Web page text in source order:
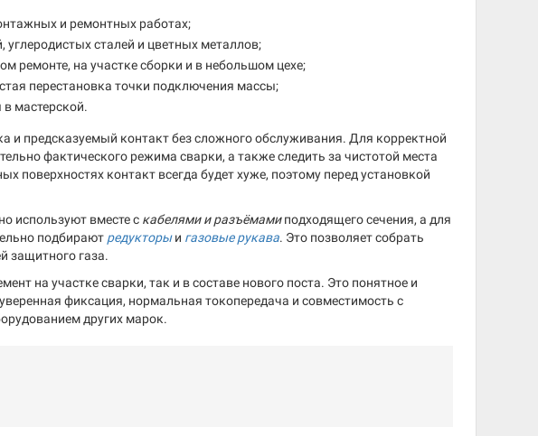
и ремонтных работах;
сталей и цветных металлов;
ремонте, на участке сборки и в небольшом цехе;
перестановка точки подключения массы;
мастерской.
и предсказуемый контакт без сложного обслуживания. Для корректной
фактического режима сварки, а также следить за чистотой места
поверхностях контакт всегда будет хуже, поэтому перед установкой
используют вместе с кабелями и разъёмамиподходящего сечения, а для
подбирают редукторыи газовые рукава. Это позволяет собрать
защитного газа.
на участке сварки, так и в составе нового поста. Это понятное и
фиксация, нормальная токопередача и совместимость с
других марок.